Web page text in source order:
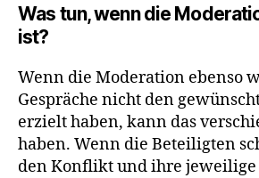
Was tun, wenn die
ist?
Wenn die Moderation ebenso
Gespräche nicht den
erzielt haben, kann das
haben. Wenn die Beteiligten
den Konflikt und ihre jeweilige